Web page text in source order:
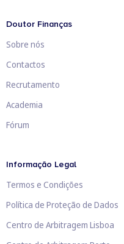
Doutor Finanças
Sobre nós
Contactos
Recrutamento
Academia
Fórum
Informação Legal
Termos e Condições
Política de Proteção de Dados
Centro de Arbitragem Lisboa